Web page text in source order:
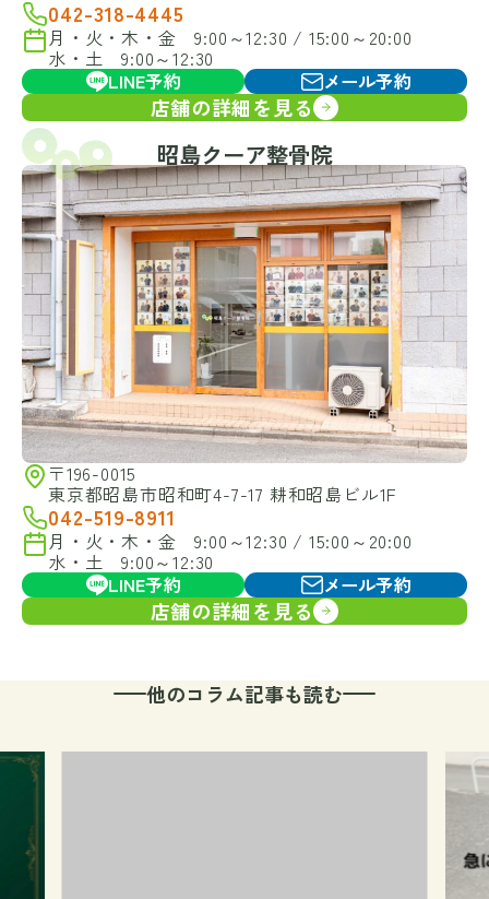
042-318-4445
月・火・木・金 9:00～12:30 / 15:00～20:00
水・土 9:00～12:30
LINE予約
メール予約
店舗の詳細を見る
昭島クーア整骨院
〒196-0015
東京都昭島市昭和町4-7-17 耕和昭島ビル1F
042-519-8911
月・火・木・金 9:00～12:30 / 15:00～20:00
水・土 9:00～12:30
LINE予約
メール予約
店舗の詳細を見る
他のコラム記事も読む